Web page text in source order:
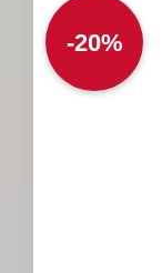
-20%